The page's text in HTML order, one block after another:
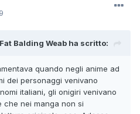
Fat Balding Weab ha scritto:
quando negli anime ad
dei personaggi venivano
italiani, gli onigiri venivano
che nei manga non si